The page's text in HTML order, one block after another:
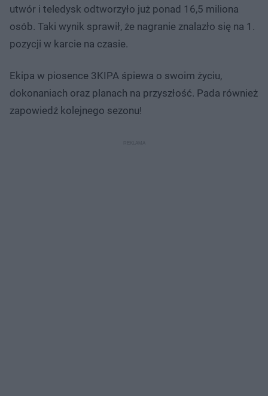
utwór i teledysk odtworzyło już ponad 16,5 miliona
osób. Taki wynik sprawił, że nagranie znalazło się na 1.
pozycji w karcie na czasie.
Ekipa w piosence 3KIPA śpiewa o swoim życiu,
dokonaniach oraz planach na przyszłość. Pada również
zapowiedź kolejnego sezonu!